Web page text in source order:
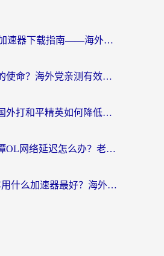
公主连结：Re加速器下载指南——海外党不再错过国服活动的秘密武器
日本怎么玩我的使命？海外党亲测有效的国服游戏加速指南（附避坑技巧）
海外党必看：国外打和平精英如何降低延迟？附3款热门国服游戏加速方案
海外打古剑奇谭OL网络延迟怎么办？老玩家亲测有效的加速器选择指南
英国玩QQ飞车用什么加速器最好？海外党亲测，告别漂移卡顿的终极选择